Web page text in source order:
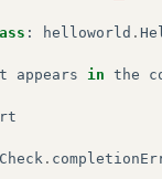
: helloworld .
appears in the
Check .